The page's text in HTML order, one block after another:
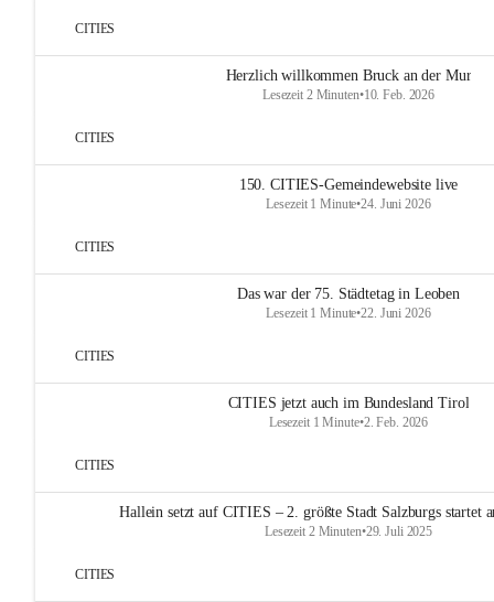
CITIES
Herzlich willkommen Bruck an der Mur
Lesezeit 2 Minuten•10. Feb. 2026
CITIES
150. CITIES-Gemeindewebsite live
Lesezeit 1 Minute•24. Juni 2026
CITIES
Das war der 75. Städtetag in Leoben
Lesezeit 1 Minute•22. Juni 2026
CITIES
CITIES jetzt auch im Bundesland Tirol
Lesezeit 1 Minute•2. Feb. 2026
CITIES
Hallein setzt auf CITIES – 2. größte Stadt Salzburgs startet
Lesezeit 2 Minuten•29. Juli 2025
CITIES